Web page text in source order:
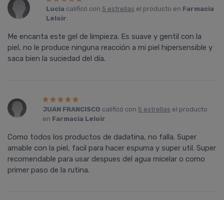
Lucia calificó con 5 estrellas el producto en Farmacia
Leloir.
Me encanta este gel de limpieza. Es suave y gentil con la
piel, no le produce ninguna reacción a mi piel hipersensible y
saca bien la suciedad del día.
JUAN FRANCISCO calificó con 5 estrellas el producto
en Farmacia Leloir.
Como todos los productos de dadatina, no falla. Super
amable con la piel, facil para hacer espuma y super util. Super
recomendable para usar despues del agua micelar o como
primer paso de la rutina.